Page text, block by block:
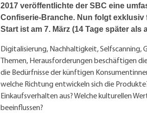
2017 veröffentlichte der SBC eine
Confiserie-Branche. Nun folgt
Start ist am 7. März (14 Tage später als
Digitalisierung, Nachhaltigkeit, Selfscanning,
Themen, Herausforderungen beschäftigen
die Bedürfnisse der künftigen
welche Richtung entwickeln sich die
Einkaufsverhalten aus? Welche kulturellen
beeinflussen?